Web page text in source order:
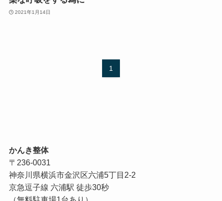
2021年1月14日
1
かんき整体
〒236-0031
神奈川県横浜市金沢区六浦5丁目2-2
京急逗子線 六浦駅 徒歩30秒